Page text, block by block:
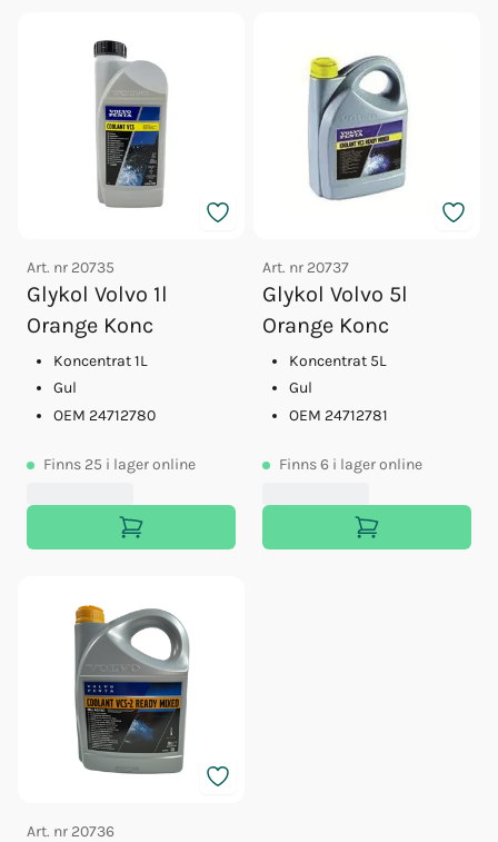
Art. nr 20735
Glykol Volvo 1l
Orange Konc
Koncentrat 1L
Gul
OEM 24712780
Finns 25 i lager online
Art. nr 20737
Glykol Volvo 5l
Orange Konc
Koncentrat 5L
Gul
OEM 24712781
Finns6 i lager online
Art. nr 20736